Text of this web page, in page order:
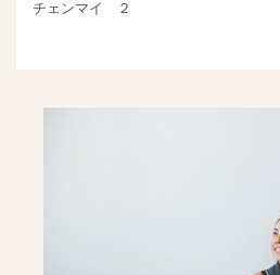
チェンマイ ２